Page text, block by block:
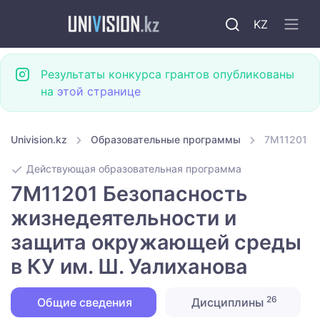
KZ
Результаты конкурса грантов опубликованы
на этой странице
Univision.kz Образовательные программы 7M11201
Действующая образовательная программа
7M11201 Безопасность
жизнедеятельности и
защита окружающей среды
в КУ им. Ш. Уалиханова
Общие сведения Дисциплины 26